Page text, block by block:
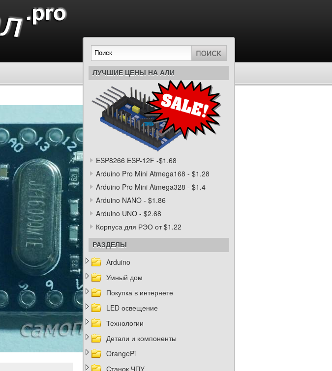
ЛУЧШИЕ ЦЕНЫ НА АЛИ
ESP8266 ESP-12F -$1.68
Arduino Pro Mini Atmega168 - $1.28
Arduino Pro Mini Atmega328 - $1.4
Arduino NANO - $1.86
Arduino UNO - $2.68
Корпуса для РЭО от $1.22
РАЗДЕЛЫ
Arduino
Умный дом
Покупка в интернете
LED освещение
Технологии
Детали и компоненты
OrangePi
Станок ЧПУ